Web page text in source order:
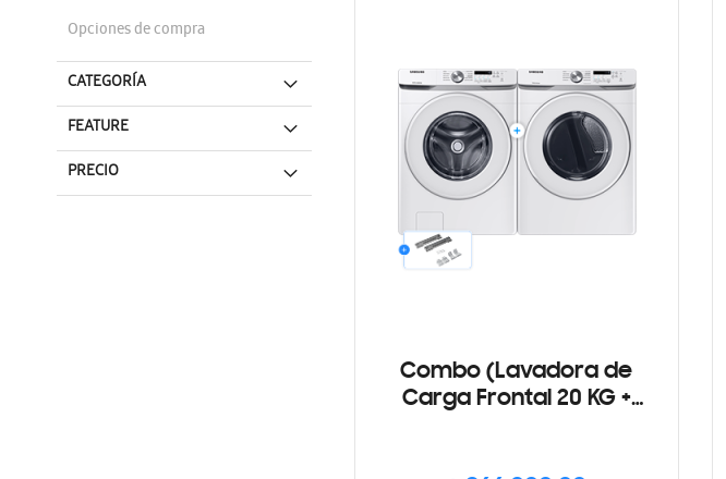
Combo (Lavadora de
Carga Frontal 20 KG +
Opciones de compra
CATEGORÍA
FEATURE
PRECIO